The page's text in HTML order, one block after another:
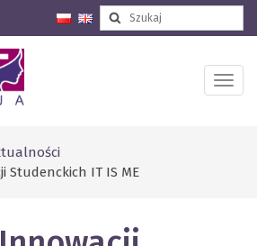
Studenckich IT IS ME